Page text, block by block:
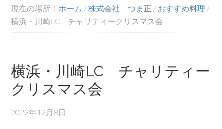
現在の場所： ホーム /株式会社 つま正 / おすすめ料理 /
横浜・川崎LC チャリティークリスマス会
横浜・川崎LC チャリティー
クリスマス会
2022年12月8日